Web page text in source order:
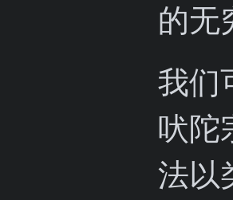
的无
我们
吠陀
法以